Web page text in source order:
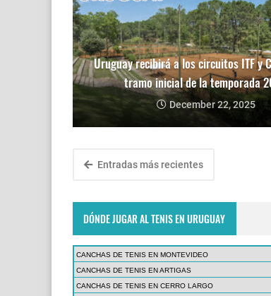
Uruguay recibirá a los circuitos ITF y
tramo inicial de la temporada
December 22, 2025
Entradas más recientes
DÓNDE JUGAR AL TENIS EN URUGUAY
CANCHAS DE TENIS EN MONTEVIDEO
CANCHAS DE TENIS EN ARTIGAS
CANCHAS DE TENIS EN CERRO LARGO